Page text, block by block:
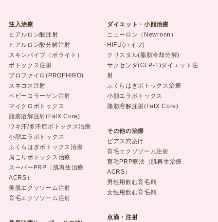
注入治療
ヒアルロン酸注射
ヒアルロン酸分解注射
スキンバイブ（ボライト）
ボトックス注射
プロファイロ(PROFHIRO)
スネコス注射
ベビーコラーゲン注射
マイクロボトックス
脂肪溶解注射(FatX Core)
ワキ汗/多汗症ボトックス治療
小顔エラボトックス
ふくらはぎボトックス治療
肩こりボトックス治療
スーパーPRP（肌再生治療
ACRS）
美肌エクソソーム注射
育毛エクソソーム注射
ダイエット・小顔治療
ニューロン（Newronn）
HIFU(ハイフ)
クリスタル(脂肪冷却分解)
サクセンダ(GLP-1)ダイエット注
射
ふくらはぎボトックス治療
小顔エラボトックス
脂肪溶解注射(FatX Core)
その他の治療
ピアス穴あけ
育毛エクソソーム注射
育毛PRP療法（肌再生治療
ACRS）
男性用飲む育毛剤
女性用飲む育毛剤
点滴・注射